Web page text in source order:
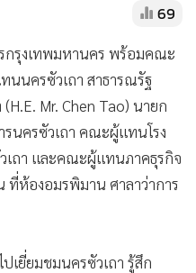
69
กรุงเทพมหานคร พร้อมคณะ
นครซัวเถา สาธารณรัฐ
Mr. Chen Tao) นายก
นครซัวเถา คณะผู้แทนโรง
ถา และคณะผู้แทนภาคธุรกิจ
ที่ห้องอมรพิมาน ศาลาว่าการ
เยี่ยมชมนครซัวเถา รู้สึก